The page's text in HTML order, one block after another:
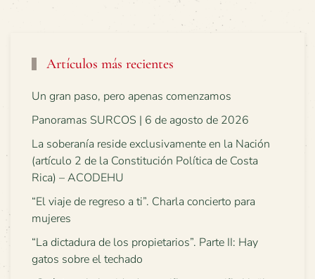
Artículos más recientes
Un gran paso, pero apenas comenzamos
Panoramas SURCOS | 6 de agosto de 2026
La soberanía reside exclusivamente en la Nación
(artículo 2 de la Constitución Política de Costa
Rica) – ACODEHU
“El viaje de regreso a ti”. Charla concierto para
mujeres
“La dictadura de los propietarios”. Parte II: Hay
gatos sobre el techado